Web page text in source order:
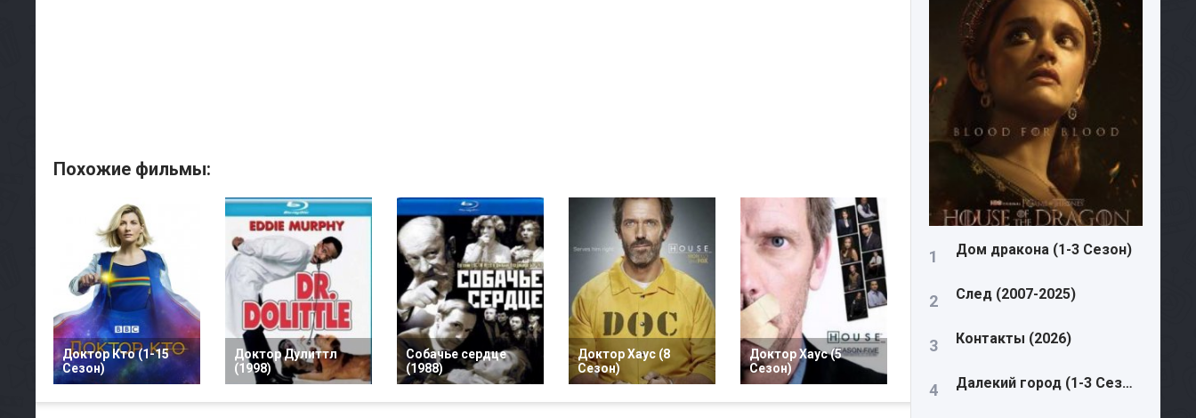
Похожие фильмы:
Доктор Кто (1-15
Сезон)
Доктор Дулиттл
(1998)
Собачье сердце
(1988)
Доктор Хаус (8
Сезон)
Доктор Хаус (5
Сезон)
Дом дракона (1-3 Сезон)
След (2007-2025)
Контакты (2026)
Далекий город (1-3 Сезон)